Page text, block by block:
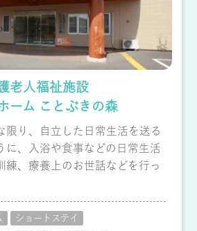
老人福祉施設
ーム ことぶきの森
限り、自立した日常生活を送る
に、入浴や食事などの日常生活
練、療養上のお世話などを行っ
ショートステイ